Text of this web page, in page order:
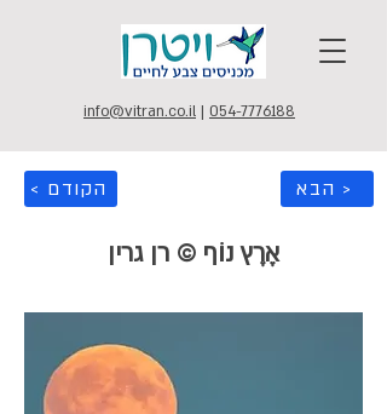
info@vitran.co.il | 054-7776188
< הקודם הבא >
אֶרֶץ נוֹף © רן גרין